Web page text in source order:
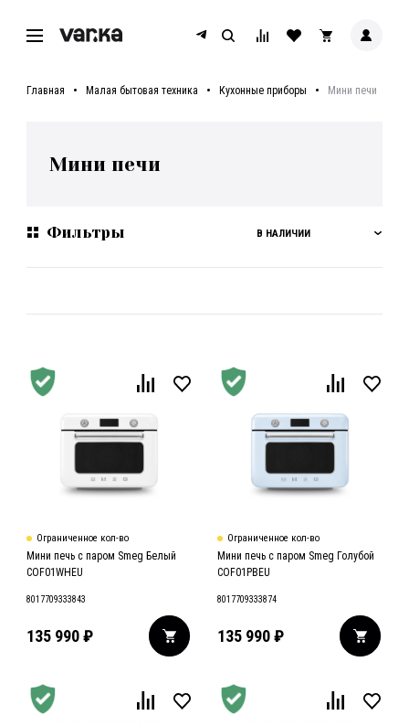
Главная Малая бытовая техника Кухонные приборы Мини печи
Мини печи
Фильтры В НАЛИЧИИ
Ограниченное кол-во
Мини печь с паром Smeg Белый
COF01WHEU
8017709333843
135 990₽
Ограниченное кол-во
Мини печь с паром Smeg Голубой
COF01PBEU
8017709333874
135 990 ₽